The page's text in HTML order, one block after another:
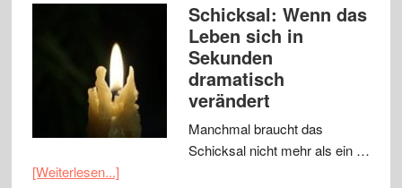
Schicksal: Wenn das
Leben sich in
Sekunden
dramatisch
verändert
Manchmal braucht das
Schicksal nicht mehr als ein …
[Weiterlesen...]